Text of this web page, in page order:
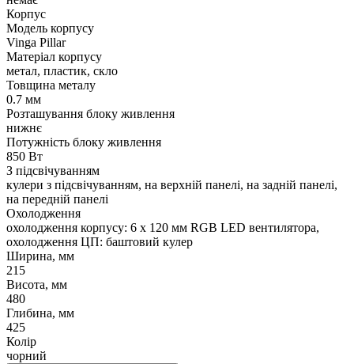
Корпус
Модель корпусу
Vinga Pillar
Матеріал корпусу
метал, пластик, скло
Товщина металу
0.7 мм
Розташування блоку живлення
нижнє
Потужність блоку живлення
850 Вт
З підсвічуванням
кулери з підсвічуванням, на верхній панелі, на задній панелі,
на передній панелі
Охолодження
охолодження корпусу: 6 x 120 мм RGB LED вентилятора,
охолодження ЦП: баштовий кулер
Ширина, мм
215
Висота, мм
480
Глибина, мм
425
Колір
чорний